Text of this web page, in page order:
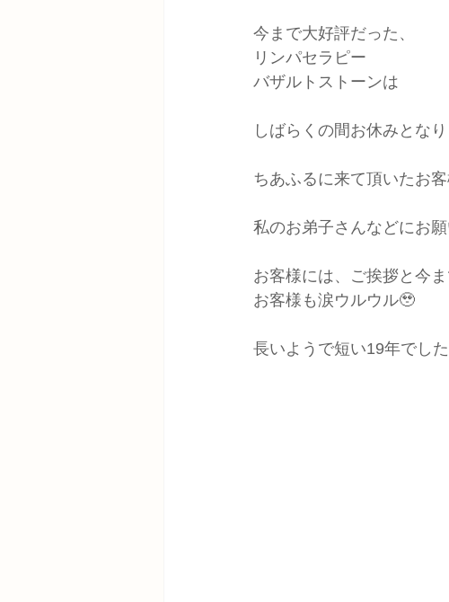
今まで大好評だった、
リンパセラピー
バザルトストーンは
しばらくの間お休みとなり
ちあふるに来て頂いたお
私のお弟子さんなどにお
お客様には、ご挨拶と今
お客様も涙ウルウル🥹
長いようで短い19年でした